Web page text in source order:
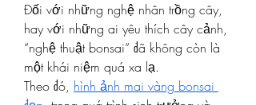
Đối với những nghệ nhân trồng cây,
hay với những ai yêu thích cây cảnh,
“nghệ thuật bonsai” đã không còn là
một khái niệm quá xa lạ.
Theo đó, hình ảnh mai vàng bonsai